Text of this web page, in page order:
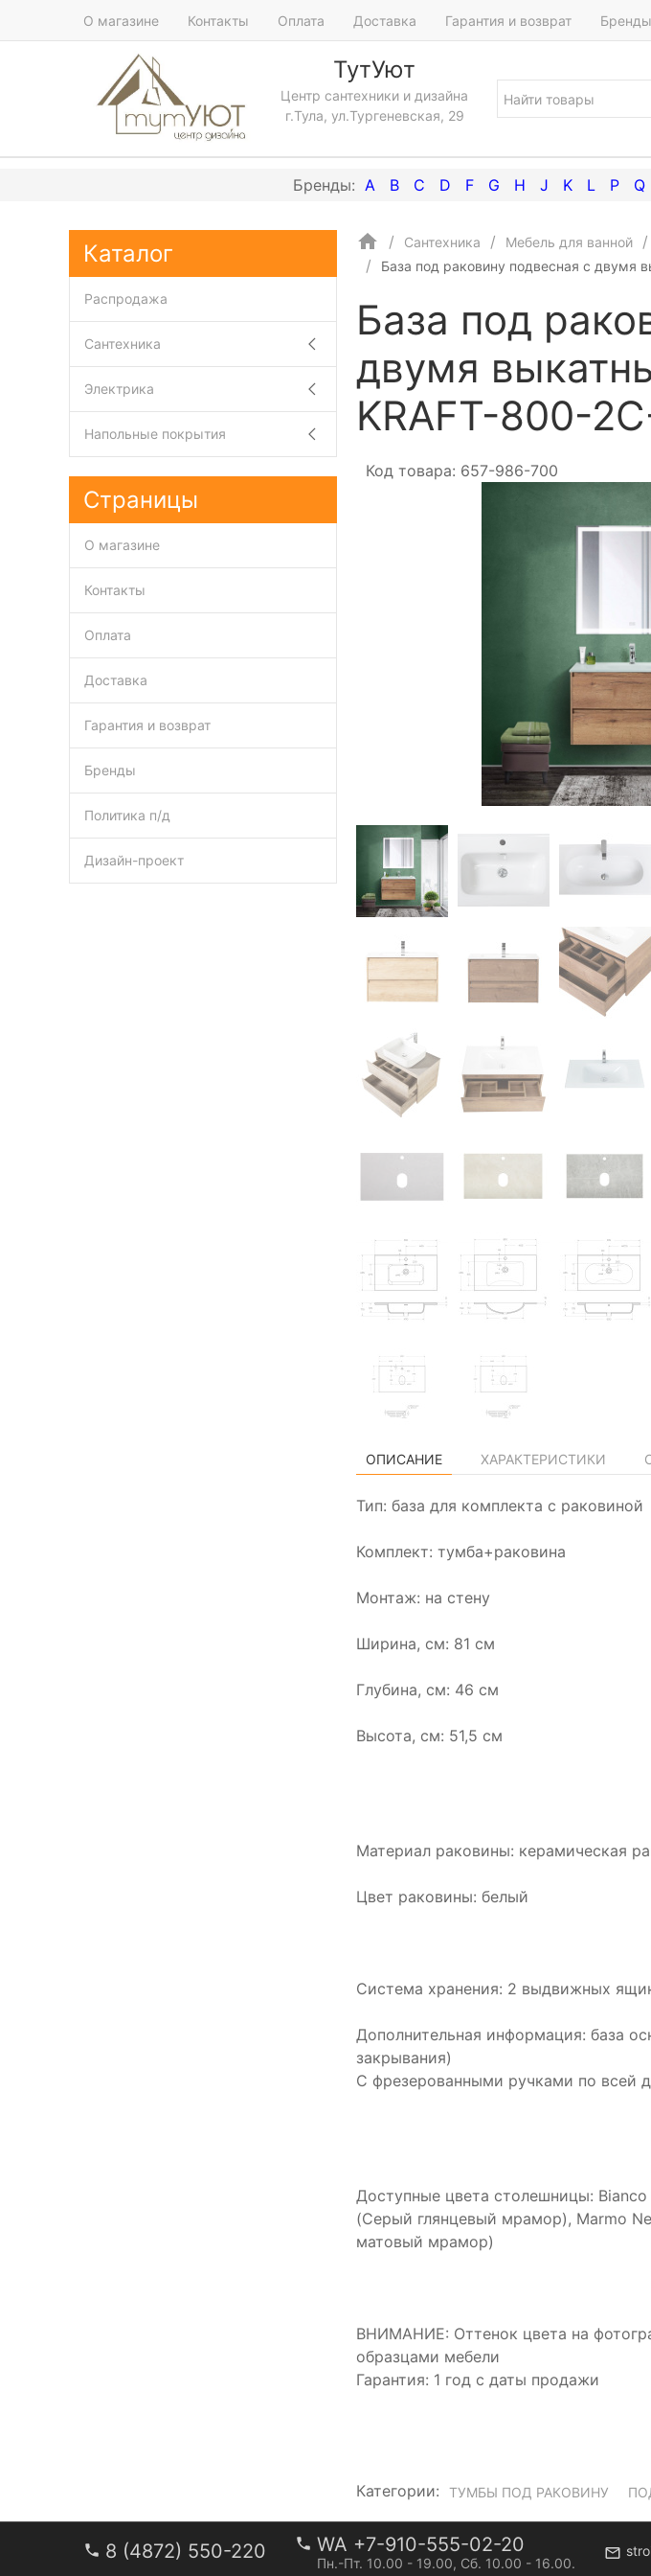
О магазине Контакты Оплата Доставка Гарантия и возврат Бренды
ТутУют
Центр сантехники и дизайна
г.Тула, ул.Тургеневская, 29
A B C D F G H J K L P Q
Сантехника Мебель для ванной
База под раковину подвесная с двумя
База под
двумя
KRAFT-800-
Код товара: 657-986-700
ОПИСАНИЕ ХАРАКТЕРИСТИКИ
Тип: база для комплекта с раковиной
Комплект: тумба+раковина
Монтаж: на стену
Ширина, см: 81 см
Глубина, см: 46 см
Высота, см: 51,5 см
Материал раковины: керамическая
Цвет раковины: белый
Система хранения: 2 выдвижных
Дополнительная информация: база
закрывания)
С фрезерованными ручками по всей
Доступные цвета столешницы:
(Серый глянцевый мрамор), Marmo
матовый мрамор)
ВНИМАНИЕ: Оттенок цвета на
образцами мебели
Гарантия: 1 год с даты продажи
Категории: ТУМБЫ ПОД РАКОВИНУ
Каталог
Распродажа
Сантехника
Электрика
Напольные покрытия
Страницы
О магазине
Контакты
Оплата
Доставка
Гарантия и возврат
Бренды
Политика п/д
Дизайн-проект
8 (4872) 550-220 WA +7-910-555-02-20
Пн.-Пт. 10.00 - 19.00, Сб. 10.00 - 16.00.